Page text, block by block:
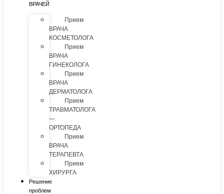
ВРАЧЕЙ
Прием
ВРАЧА
КОСМЕТОЛОГА
Прием
ВРАЧА
ГИНЕКОЛОГА
Прием
ВРАЧА
ДЕРМАТОЛОГА
Прием
ТРАВМАТОЛОГА
—
ОРТОПЕДА
Прием
ВРАЧА
ТЕРАПЕВТА
Прием
ХИРУРГА
Решение
проблем